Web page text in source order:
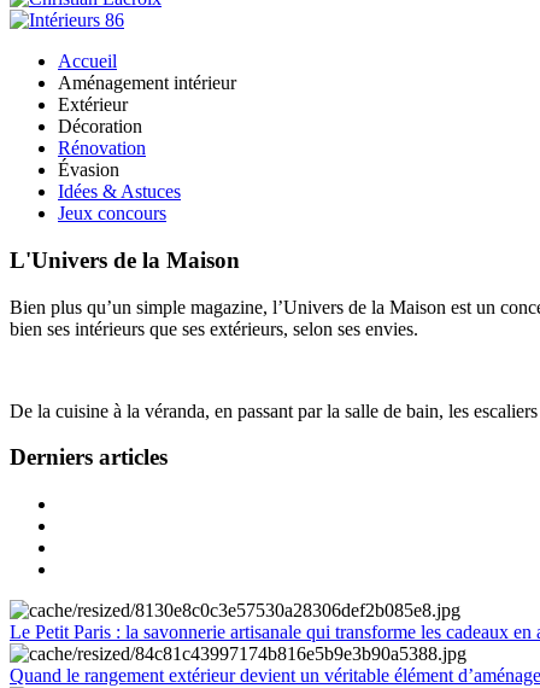
Accueil
Aménagement intérieur
Extérieur
Décoration
Rénovation
Évasion
Idées & Astuces
Jeux concours
L'Univers de la Maison
Bien plus qu’un simple magazine, l’Univers de la Maison est un
bien ses intérieurs que ses extérieurs, selon ses envies.
De la cuisine à la véranda, en passant par la salle de bain, les
Derniers articles
Le Petit Paris : la savonnerie artisanale qui transforme les cadeaux en
Quand le rangement extérieur devient un véritable élément